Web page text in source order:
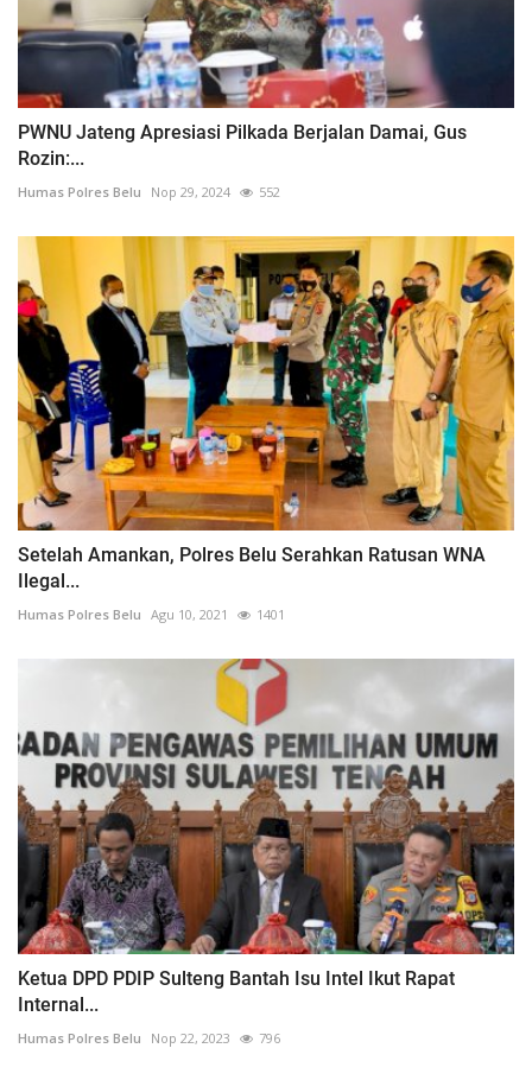
PWNU Jateng Apresiasi Pilkada Berjalan Damai, Gus
Rozin:...
Humas Polres Belu Nop 29, 2024 552
Setelah Amankan, Polres Belu Serahkan Ratusan WNA
Ilegal...
Humas Polres Belu Agu 10, 2021 1401
Ketua DPD PDIP Sulteng Bantah Isu Intel Ikut Rapat
Internal...
Humas Polres Belu Nop 22, 2023 796